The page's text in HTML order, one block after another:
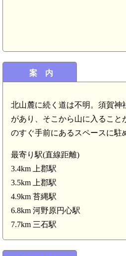
案 内
北山麓に続く道は不明。須賀神
があり、そこから山に入ること
のすぐ手前にあるスペースに駐
最寄り駅(直線距離)
3.4km 上郡駅
3.5km 上郡駅
4.9km 苔縄駅
6.8km 河野原円心駅
7.7km 三石駅